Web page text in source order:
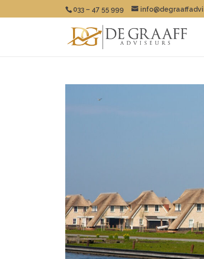
033 – 47 55 999